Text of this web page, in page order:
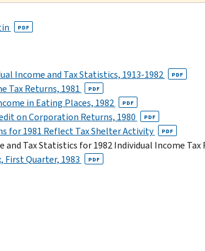
PDF
Income and Tax Statistics, 1913-1982 PDF
Tax Returns, 1981 PDF
in Eating Places, 1982 PDF
on Corporation Returns, 1980 PDF
for 1981 Reflect Tax Shelter Activity PDF
and Tax Statistics for 1982 Individual Income Tax
Quarter, 1983
PDF